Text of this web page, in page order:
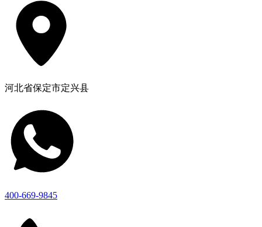
河北省保定市定兴县
400-669-9845